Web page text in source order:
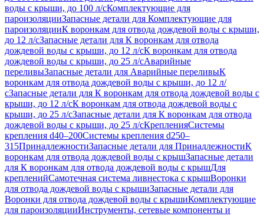
воды с крыши, до 100 л/сКомплектующие для
пароизоляцииЗапасные детали для Комплектующие для
пароизоляцииК воронкам для отвода дождевой воды с крыши,
до 12 л/сЗапасные детали для К воронкам для отвода
дождевой воды с крыши, до 12 л/сК воронкам для отвода
дождевой воды с крыши, до 25 л/сАварийные
переливыЗапасные детали для Аварийные переливыК
воронкам для отвода дождевой воды с крыши, до 12 л/
сЗапасные детали для К воронкам для отвода дождевой воды с
крыши, до 12 л/сК воронкам для отвода дождевой воды с
крыши, до 25 л/сЗапасные детали для К воронкам для отвода
дождевой воды с крыши, до 25 л/сКрепленияСистемы
крепления d40–200Системы крепления d250–
315ПринадлежностиЗапасные детали для ПринадлежностиК
воронкам для отвода дождевой воды с крышЗапасные детали
для К воронкам для отвода дождевой воды с крышДля
крепленийСамотечная система ливнестока с крышВоронки
для отвода дождевой воды с крышиЗапасные детали для
Воронки для отвода дождевой воды с крышиКомплектующие
для пароизоляцииИнструменты, сетевые компоненты и